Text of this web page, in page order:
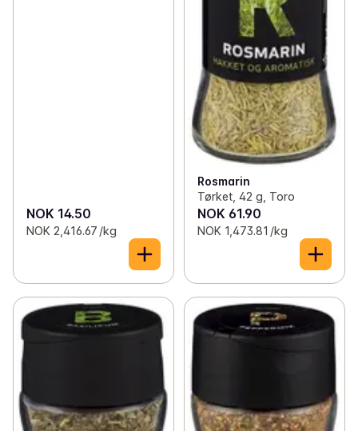
NOK 14.50
NOK 2,416.67 /kg
Rosmarin
Tørket, 42 g, Toro
NOK 61.90
NOK 1,473.81 /kg